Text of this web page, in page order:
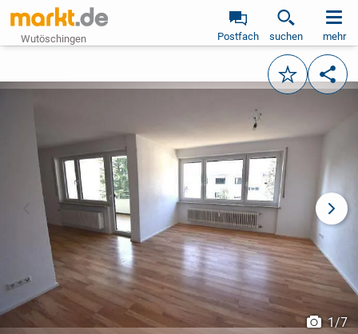
Wutöschingen Postfach suchen mehr
Merken
vorheriges Bild
1/7